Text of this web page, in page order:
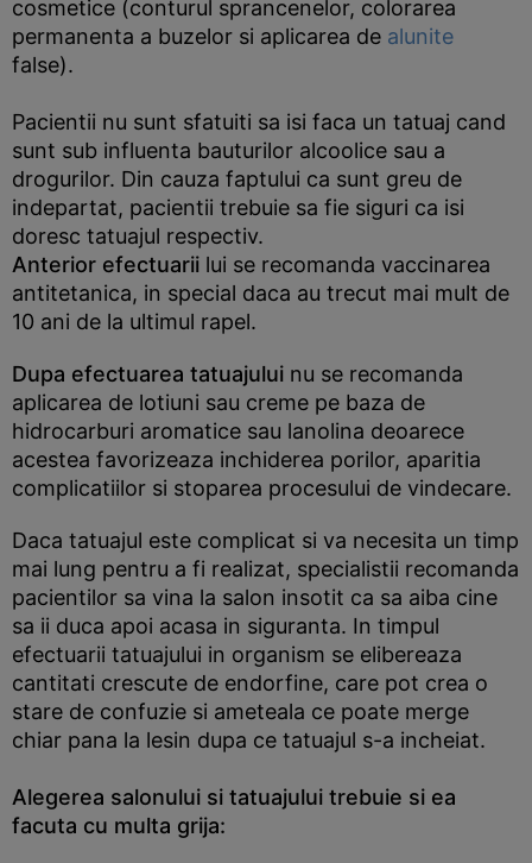
cosmetice (conturul sprancenelor, colorarea
permanenta a buzelor si aplicarea de alunite
false).
Pacientii nu sunt sfatuiti sa isi faca un tatuaj cand
sunt sub influenta bauturilor alcoolice sau a
drogurilor. Din cauza faptului ca sunt greu de
indepartat, pacientii trebuie sa fie siguri ca isi
doresc tatuajul respectiv.
Anterior efectuarii lui se recomanda vaccinarea
antitetanica, in special daca au trecut mai mult de
10 ani de la ultimul rapel.
Dupa efectuarea tatuajului nu se recomanda
aplicarea de lotiuni sau creme pe baza de
hidrocarburi aromatice sau lanolina deoarece
acestea favorizeaza inchiderea porilor, aparitia
complicatiilor si stoparea procesului de vindecare.
Daca tatuajul este complicat si va necesita un timp
mai lung pentru a fi realizat, specialistii recomanda
pacientilor sa vina la salon insotit ca sa aiba cine
sa ii duca apoi acasa in siguranta. In timpul
efectuarii tatuajului in organism se elibereaza
cantitati crescute de endorfine, care pot crea o
stare de confuzie si ameteala ce poate merge
chiar pana la lesin dupa ce tatuajul s-a incheiat.
Alegerea salonului si tatuajului trebuie si ea
facuta cu multa grija: